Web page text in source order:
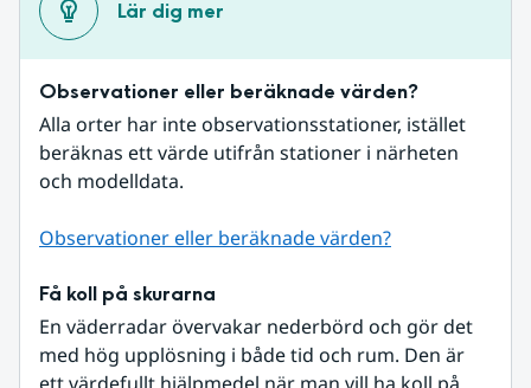
Lär dig mer
Observationer eller beräknade värden?
Alla orter har inte observationsstationer, istället
beräknas ett värde utifrån stationer i närheten
och modelldata.
Observationer eller beräknade värden?
Få koll på skurarna
En väderradar övervakar nederbörd och gör det
med hög upplösning i både tid och rum. Den är